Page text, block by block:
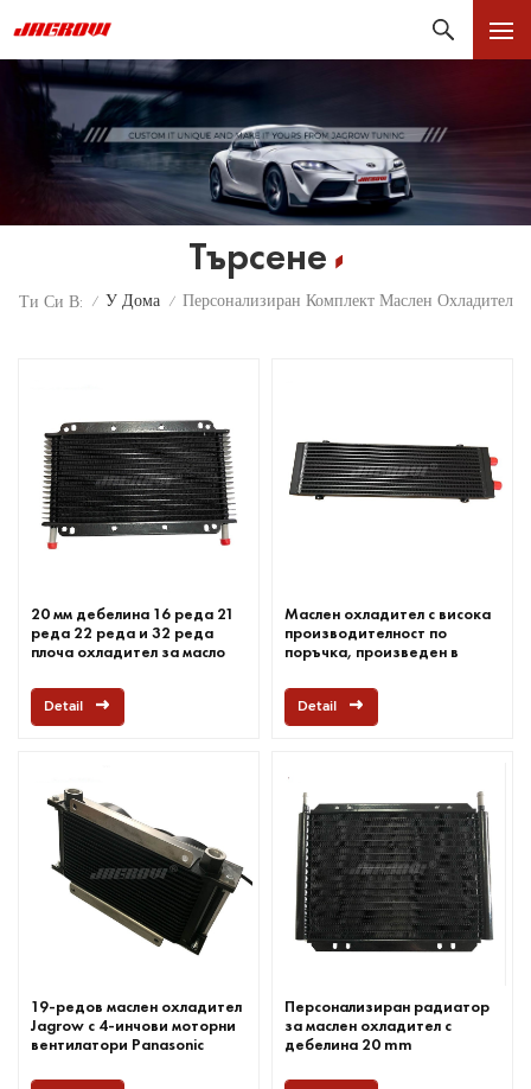
Търсене
Ти Си В: / У Дома / Персонализиран Комплект Маслен Охладител
20 мм дебелина 16 реда 21
реда 22 реда и 32 реда
плоча охладител за масло
Detail
Маслен охладител с висока
производителност по
поръчка, произведен в
Detail
19-редов маслен охладител
Jagrow с 4-инчови моторни
вентилатори Panasonic
Персонализиран радиатор
за маслен охладител с
дебелина 20 mm